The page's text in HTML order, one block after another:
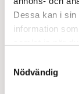
Dessa kan i sin
information
Nödvändig
till vår nya
och trivsam
välkommen